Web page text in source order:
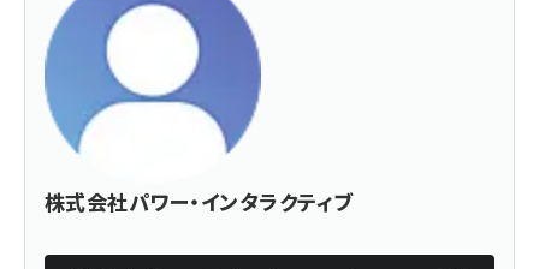
株式会社パワー・インタラクティブ